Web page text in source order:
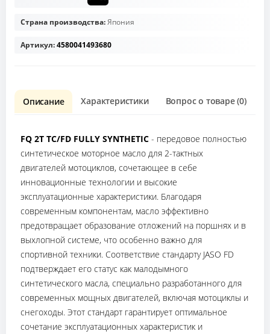
Страна производства:Япония
Артикул:4580041493680
Описание Характеристики Вопрос о товаре (0)
FQ 2T TC/FD FULLY SYNTHETIC - передовое полностью
синтетическое моторное масло для 2-тактных
двигателей мотоциклов, сочетающее в себе
инновационные технологии и высокие
эксплуатационные характеристики. Благодаря
современным компонентам, масло эффективно
предотвращает образование отложений на поршнях и в
выхлопной системе, что особенно важно для
спортивной техники. Соответствие стандарту JASO FD
подтверждает его статус как малодымного
синтетического масла, специально разработанного для
современных мощных двигателей, включая мотоциклы и
снегоходы. Этот стандарт гарантирует оптимальное
сочетание эксплуатационных характеристик и